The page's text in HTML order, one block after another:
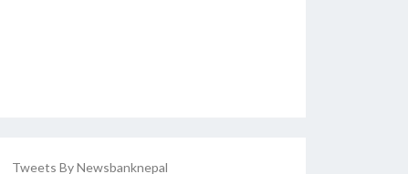
Tweets By Newsbanknepal